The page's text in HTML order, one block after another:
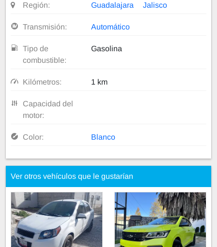
Región: Guadalajara Jalisco
Transmisión: Automático
Tipo de
combustible:
Gasolina
Kilómetros: 1 km
Capacidad del
motor:
Color: Blanco
Ver otros vehículos que le gustarían